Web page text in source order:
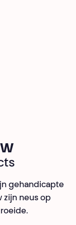
gehandicapte
zijn neus op